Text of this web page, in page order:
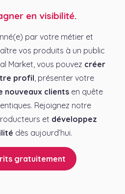
en visibilité.
par votre métier et
vos produits à un public
Market, vous pouvez créer
profil , présenter votre
nouveaux clientsen quête
Rejoignez notre
et développez
dès aujourd’hui.
gratuitement